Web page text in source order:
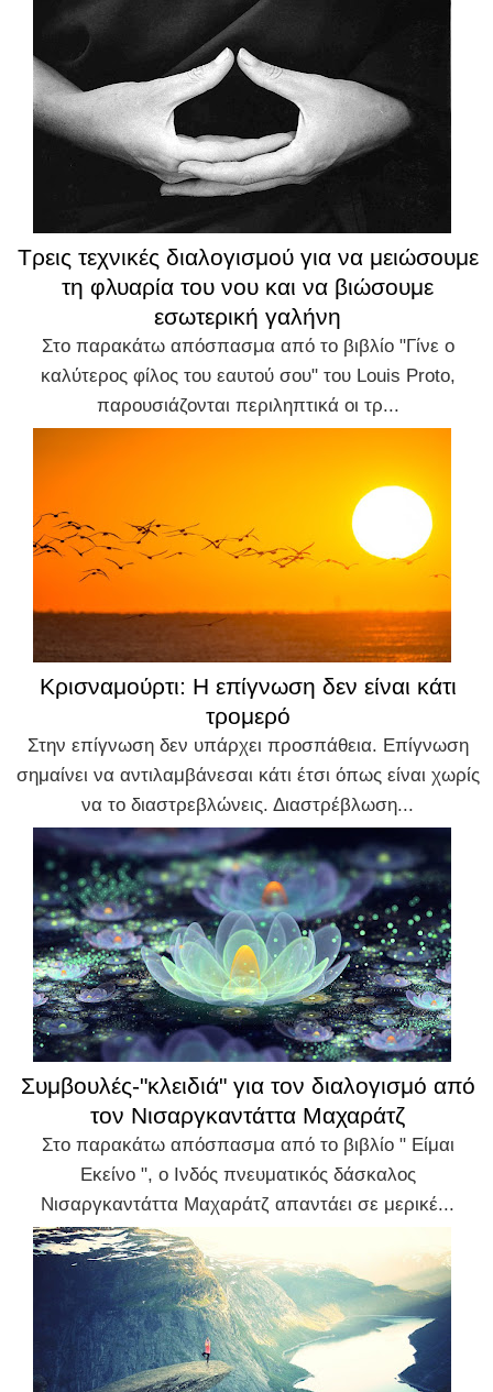
Τρεις τεχνικές διαλογισμού για να μειώσουμε
τη φλυαρία του νου και να βιώσουμε
εσωτερική γαλήνη
Στο παρακάτω απόσπασμα από το βιβλίο "Γίνε ο
καλύτερος φίλος του εαυτού σου" του Louis Proto,
παρουσιάζονται περιληπτικά οι τρ...
Κρισναμούρτι: Η επίγνωση δεν είναι κάτι
τρομερό
Στην επίγνωση δεν υπάρχει προσπάθεια. Επίγνωση
σημαίνει να αντιλαμβάνεσαι κάτι έτσι όπως είναι χωρίς
να το διαστρεβλώνεις. Διαστρέβλωση...
Συμβουλές-"κλειδιά" για τον διαλογισμό από
τον Νισαργκαντάττα Μαχαράτζ
Στο παρακάτω απόσπασμα από το βιβλίο " Είμαι
Εκείνο ", ο Ινδός πνευματικός δάσκαλος
Νισαργκαντάττα Μαχαράτζ απαντάει σε μερικέ...